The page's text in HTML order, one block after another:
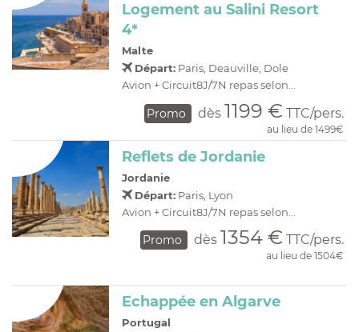
Logement au Salini Resort
4*
Malte
Départ: Paris, Deauville, Dole
Avion + Circuit8J/7N repas selon...
Promo dès 1199 € TTC/pers.
au lieu de 1499€
Reflets de Jordanie
Jordanie
Départ: Paris, Lyon
Avion + Circuit8J/7N repas selon...
Promo dès 1354 € TTC/pers.
au lieu de 1504€
Echappée en Algarve
Portugal